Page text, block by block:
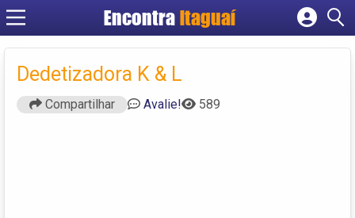
EncontraItaguaí
Cadastrar empresa
Criar conta
Dedetizadora K & L
Compartilhar Avalie! 589